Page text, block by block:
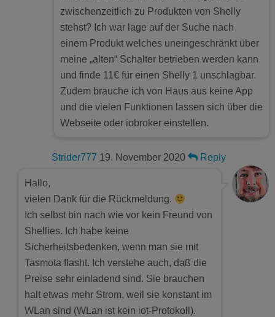
zwischenzeitlich zu Produkten von Shelly
stehst? Ich war lage auf der Suche nach
einem Produkt welches uneingeschränkt über
meine „alten“ Schalter betrieben werden kann
und finde 11€ für einen Shelly 1 unschlagbar.
Zudem brauche ich von Haus aus keine App
und die vielen Funktionen lassen sich über die
Webseite oder iobroker einstellen.
Strider777 19. November 2020 Reply
Hallo,
vielen Dank für die Rückmeldung.
Ich selbst bin nach wie vor kein Freund von
Shellies. Ich habe keine
Sicherheitsbedenken, wenn man sie mit
Tasmota flasht. Ich verstehe auch, daß die
Preise sehr einladend sind. Sie brauchen
halt etwas mehr Strom, weil sie konstant im
WLan sind (WLan ist kein iot-Protokoll).